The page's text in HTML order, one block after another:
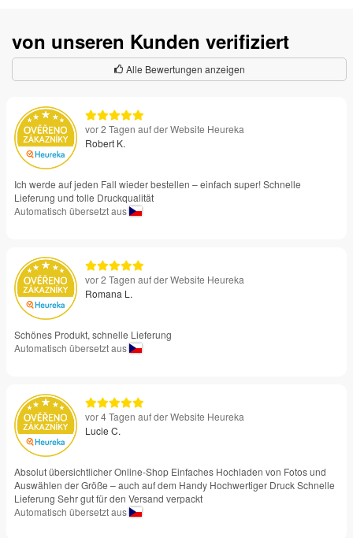
von unseren Kunden verifiziert
Alle Bewertungen anzeigen
vor 2 Tagen auf der Website Heureka
Robert K.
Ich werde auf jeden Fall wieder bestellen – einfach super! Schnelle
Lieferung und tolle Druckqualität
Automatisch übersetzt aus
vor 2 Tagen auf der Website Heureka
Romana L.
Schönes Produkt, schnelle Lieferung
Automatisch übersetzt aus
vor 4 Tagen auf der Website Heureka
Lucie C.
Absolut übersichtlicher Online-Shop Einfaches Hochladen von Fotos und
Auswählen der Größe – auch auf dem Handy Hochwertiger Druck Schnelle
Lieferung Sehr gut für den Versand verpackt
Automatisch übersetzt aus